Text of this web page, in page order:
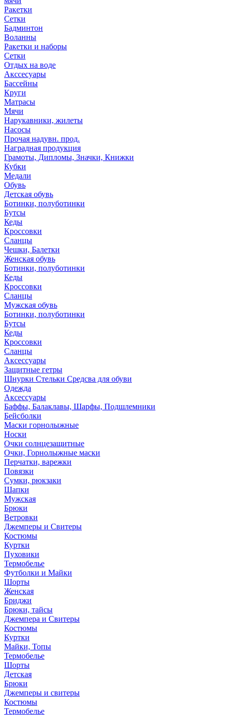
Ракетки
Сетки
Бадминтон
Воланны
Ракетки и наборы
Сетки
Отдых на воде
Акссесуары
Бассейны
Круги
Матрасы
Мячи
Нарукавники, жилеты
Насосы
Прочая надувн. прод.
Наградная продукция
Грамоты, Дипломы, Значки, Книжки
Кубки
Медали
Обувь
Детская обувь
Ботинки, полуботинки
Бутсы
Кеды
Кроссовки
Сланцы
Чешки, Балетки
Женская обувь
Ботинки, полуботинки
Кеды
Кроссовки
Сланцы
Мужская обувь
Ботинки, полуботинки
Бутсы
Кеды
Кроссовки
Сланцы
Аксессуары
Защитные гетры
Шнурки Стельки Средсва для обуви
Одежда
Аксессуары
Баффы, Балаклавы, Шарфы, Подшлемники
Бейсболки
Маски горнолыжные
Носки
Очки солнцезащитные
Очки, Горнолыжные маски
Перчатки, варежки
Повязки
Сумки, рюкзаки
Шапки
Мужская
Брюки
Ветровки
Джемперы и Свитеры
Костюмы
Куртки
Пуховики
Термобелье
Футболки и Майки
Шорты
Женская
Бриджи
Брюки, тайсы
Джемпера и Свитеры
Костюмы
Куртки
Майки, Топы
Термобелье
Шорты
Детская
Брюки
Джемперы и свитеры
Костюмы
Термобелье